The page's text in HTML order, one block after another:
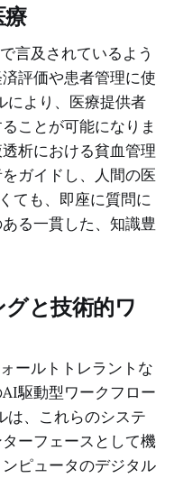
療
言及されているよう
評価や患者管理に使
により、医療提供者
ことが可能になりま
析における貧血管理
ガイドし、人間の医
ても、即座に質問に
る一貫した、知識豊
と技術的ワ
ールトトレラントな
駆動型ワークフロー
は、これらのシステ
ーフェースとして機
ピュータのデジタル